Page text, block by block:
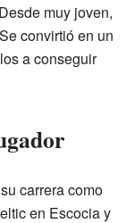
muy joven,
convirtió en un
a conseguir
carrera como
en Escocia y